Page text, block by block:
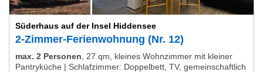
Süderhaus auf der Insel Hiddensee
2-Zimmer-Ferienwohnung (Nr. 12)
max. 2 Personen
27 qm, kleines Wohnzimmer mit kleiner
Pantryküche | Schlafzimmer: Doppelbett, TV, gemeinschaftlich